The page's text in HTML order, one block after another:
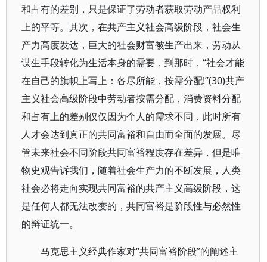
和占有的差别，只是保证了劳动者获取劳动产品权利
上的平等。其次，在共产主义社会高级阶段，社会生
产力高度发达，巨大的社会财富被生产出来，劳动从
谋生手段转化为生活本身的需要，到那时，“社会才能
在自己的旗帜上写上：各尽所能，按需分配!”(30)共产
主义社会高级阶段中劳动者按需分配，消费资料分配
和占有上的差别仅仅因为个人的需求不同，此时所有
人才会达到真正的共同富裕和自由而全面的发展。尽
管未来社会不同阶段共同富裕程度存在差异，但是唯
物史观告诉我们，随着社会生产力的不断发展，人类
社会必将走向实现共同富裕的共产主义高级阶段，这
是任何人都无法改变的，共同富裕是阶段性与必然性
的辩证统一。
马克思主义经典作家对“共同富裕阶段”的阐述主